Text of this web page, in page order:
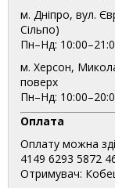
м. Дніпро, вул.
Сільпо)
Пн–Нд:
м. Херсон,
поверх
Пн–Нд:
Оплата
Оплату можна
4149 6293 5872
Отримувач: